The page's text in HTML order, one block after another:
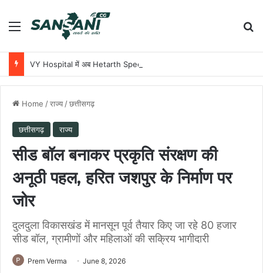
Menu
Home /राज्य /छत्तीसगढ़
छत्तीसगढ़ राज्य
सीड बॉल बनाकर प्रकृति संरक्षण की
अनूठी पहल, हरित जशपुर के निर्माण पर
जोर
दुलदुला विकासखंड में मानसून पूर्व तैयार किए जा रहे 80 हजार
सीड बॉल, ग्रामीणों और महिलाओं की सक्रिय भागीदारी
Prem Verma June 8, 2026